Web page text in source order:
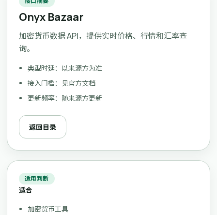
Onyx Bazaar
加密货币数据 API，提供实时价格、行情和汇率查
询。
典型时延：以来源方为准
接入门槛：见官方文档
更新频率：随来源方更新
返回目录
适用判断
适合
加密货币工具